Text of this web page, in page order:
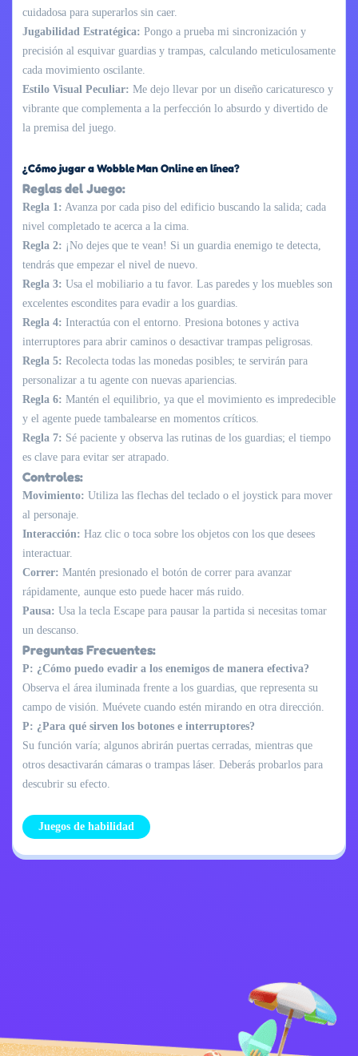
cuidadosa para superarlos sin caer.
Jugabilidad Estratégica: Pongo a prueba mi sincronización y
precisión al esquivar guardias y trampas, calculando meticulosamente
cada movimiento oscilante.
Estilo Visual Peculiar: Me dejo llevar por un diseño caricaturesco y
vibrante que complementa a la perfección lo absurdo y divertido de
la premisa del juego.
¿Cómo jugar a Wobble Man Online en línea?
Reglas del Juego:
Regla 1: Avanza por cada piso del edificio buscando la salida; cada
nivel completado te acerca a la cima.
Regla 2: ¡No dejes que te vean! Si un guardia enemigo te detecta,
tendrás que empezar el nivel de nuevo.
Regla 3: Usa el mobiliario a tu favor. Las paredes y los muebles son
excelentes escondites para evadir a los guardias.
Regla 4: Interactúa con el entorno. Presiona botones y activa
interruptores para abrir caminos o desactivar trampas peligrosas.
Regla 5: Recolecta todas las monedas posibles; te servirán para
personalizar a tu agente con nuevas apariencias.
Regla 6: Mantén el equilibrio, ya que el movimiento es impredecible
y el agente puede tambalearse en momentos críticos.
Regla 7: Sé paciente y observa las rutinas de los guardias; el tiempo
es clave para evitar ser atrapado.
Controles:
Movimiento: Utiliza las flechas del teclado o el joystick para mover
al personaje.
Interacción: Haz clic o toca sobre los objetos con los que desees
interactuar.
Correr: Mantén presionado el botón de correr para avanzar
rápidamente, aunque esto puede hacer más ruido.
Pausa: Usa la tecla Escape para pausar la partida si necesitas tomar
un descanso.
Preguntas Frecuentes:
P: ¿Cómo puedo evadir a los enemigos de manera efectiva?
Observa el área iluminada frente a los guardias, que representa su
campo de visión. Muévete cuando estén mirando en otra dirección.
P: ¿Para qué sirven los botones e interruptores?
Su función varía; algunos abrirán puertas cerradas, mientras que
otros desactivarán cámaras o trampas láser. Deberás probarlos para
descubrir su efecto.
Juegos de habilidad